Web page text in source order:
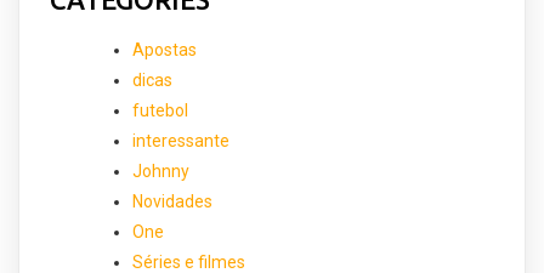
Apostas
dicas
futebol
interessante
Johnny
Novidades
One
Séries e filmes